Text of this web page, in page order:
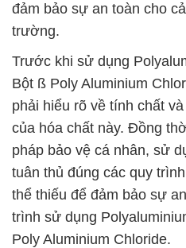
đảm bảo sự an toàn cho
trường.
Trước khi sử dụng
Bột ß Poly Aluminium
phải hiểu rõ về tính chất
của hóa chất này. Đồng
pháp bảo vệ cá nhân, sử
tuân thủ đúng các quy
thể thiếu để đảm bảo sự
trình sử dụng
Poly Aluminium Chloride.